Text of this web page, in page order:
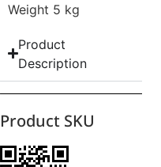
Weight 5 kg
Product
Description
Product SKU